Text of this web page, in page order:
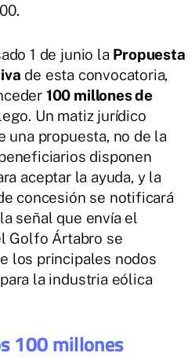
1 de junio la Propuesta
de esta convocatoria,
100 millones de
Un matiz jurídico
una propuesta, no de la
disponen
aceptar la ayuda, y la
concesión se notificará
señal que envía el
Golfo Ártabro se
los principales nodos
la industria eólica
100 millones